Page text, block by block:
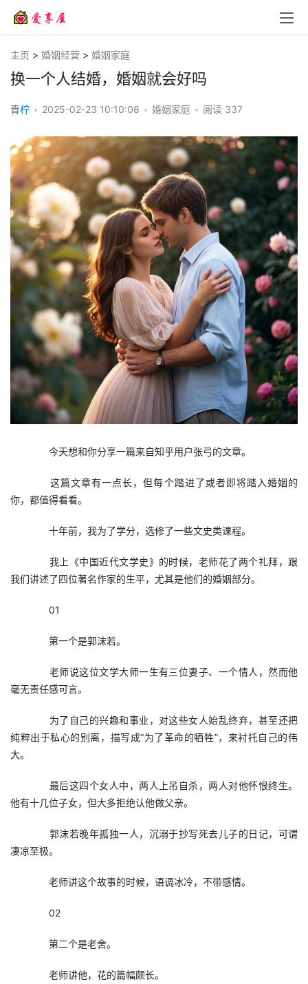
主页 > 婚姻经营 > 婚姻家庭
换一个人结婚，婚姻就会好吗
青柠 • 2025-02-23 10:10:08 • 婚姻家庭 • 阅读 337
今天想和你分享一篇来自知乎用户张弓的文章。
这篇文章有一点长，但每个踏进了或者即将踏入婚姻的
你，都值得看看。
十年前，我为了学分，选修了一些文史类课程。
我上《中国近代文学史》的时候，老师花了两个礼拜，跟
我们讲述了四位著名作家的生平，尤其是他们的婚姻部分。
01
第一个是郭沫若。
老师说这位文学大师一生有三位妻子、一个情人，然而他
毫无责任感可言。
为了自己的兴趣和事业，对这些女人始乱终弃，甚至还把
纯粹出于私心的别离，描写成“为了革命的牺牲”，来衬托自己的伟
大。
最后这四个女人中，两人上吊自杀，两人对他怀恨终生。
他有十几位子女，但大多拒绝认他做父亲。
郭沫若晚年孤独一人，沉溺于抄写死去儿子的日记，可谓
凄凉至极。
老师讲这个故事的时候，语调冰冷，不带感情。
02
第二个是老舍。
老师讲他，花的篇幅颇长。